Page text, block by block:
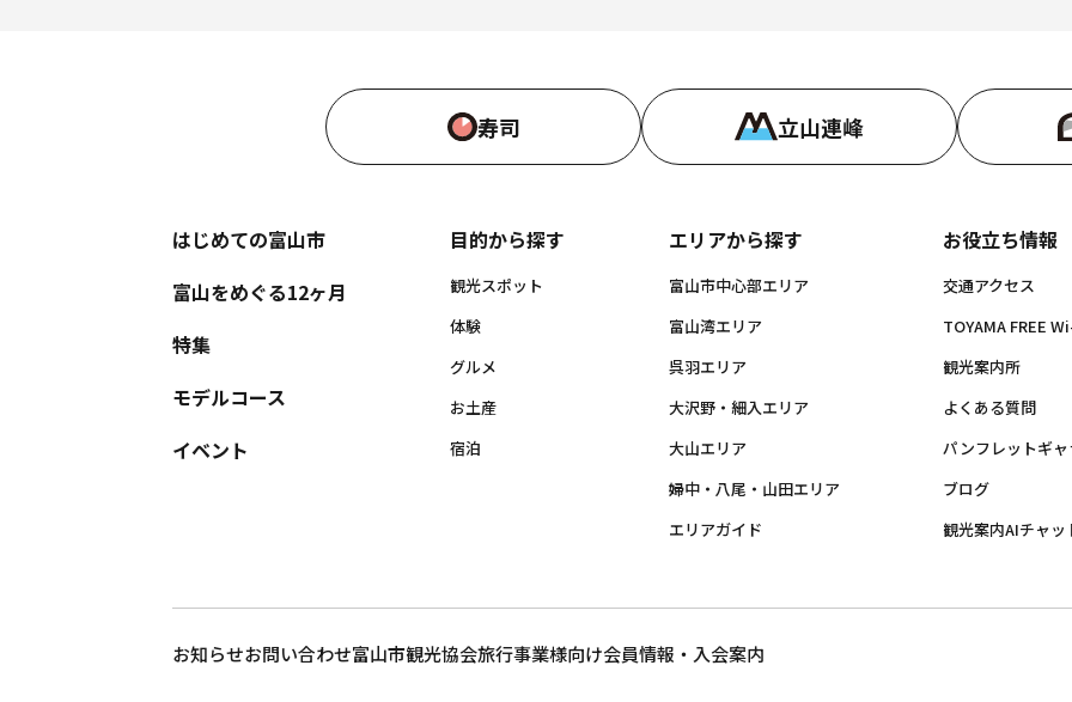
寿司 立山連峰
はじめての富山市
富山をめぐる12ヶ月
特集
モデルコース
イベント
目的から探す
観光スポット
体験
グルメ
お土産
宿泊
エリアから探す
富山市中心部エリア
富山湾エリア
呉羽エリア
大沢野・細入エリア
大山エリア
婦中・八尾・山田エリア
エリアガイド
お役立ち情報
交通アクセス
TOYAMA FREE
観光案内所
よくある質問
パンフレットギ
ブログ
観光案内AIチャッ
お知らせお問い合わせ富山市観光協会旅行事業様向け会員情報・入会案内